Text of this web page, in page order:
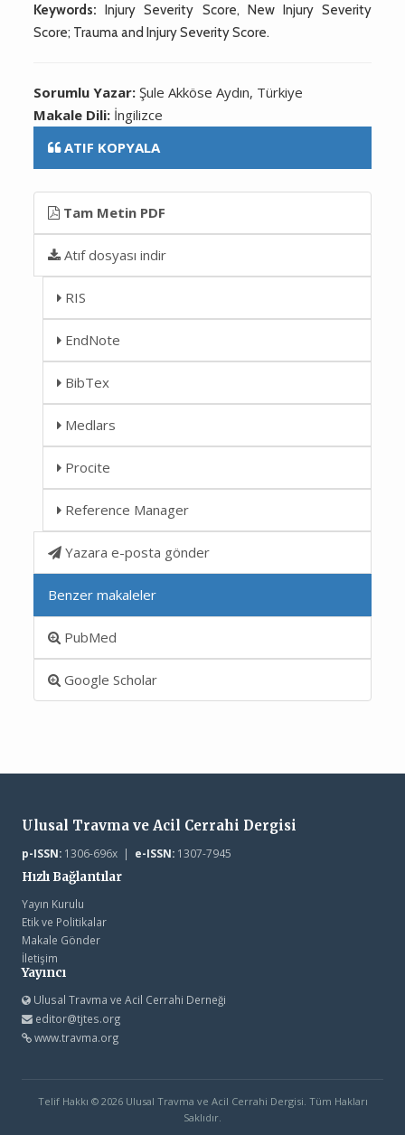
Keywords: Injury Severity Score, New Injury Severity
Score; Trauma and Injury Severity Score.
Sorumlu Yazar:Şule Akköse Aydın, Türkiye
Makale Dili: İngilizce
ATIF KOPYALA
Tam Metin PDF
Atıf dosyası indir
RIS
EndNote
BibTex
Medlars
Procite
Reference Manager
Yazara e-posta gönder
Benzer makaleler
PubMed
Google Scholar
Ulusal Travma ve Acil Cerrahi Dergisi
p-ISSN:1306-696x | e-ISSN:1307-7945
Hızlı Bağlantılar
Yayın Kurulu
Etik ve Politikalar
Makale Gönder
İletişim
Yayıncı
Ulusal Travma ve Acil Cerrahi Derneği
editor@tjtes.org
www.travma.org
Telif Hakkı © 2026 Ulusal Travma ve Acil Cerrahi Dergisi. Tüm Hakları
Saklıdır.